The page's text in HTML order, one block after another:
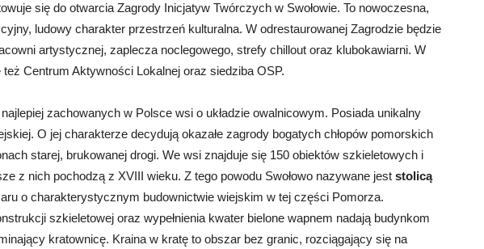
się do otwarcia Zagrody Inicjatyw Twórczych w Swołowie. To nowoczesna,
ludowy charakter przestrzeń kulturalna. W odrestaurowanej Zagrodzie będzie
artystycznej, zaplecza noclegowego, strefy chillout oraz klubokawiarni. W
Centrum Aktywności Lokalnej oraz siedziba OSP.
zachowanych w Polsce wsi o układzie owalnicowym. Posiada unikalny
O jej charakterze decydują okazałe zagrody bogatych chłopów pomorskich
starej, brukowanej drogi. We wsi znajduje się 150 obiektów szkieletowych i
z nich pochodzą z XVIII wieku. Z tego powodu Swołowo nazywane jest stolicą
o charakterystycznym budownictwie wiejskim w tej części Pomorza.
szkieletowej oraz wypełnienia kwater bielone wapnem nadają budynkom
kratownicę. Kraina w kratę to obszar bez granic, rozciągający się na